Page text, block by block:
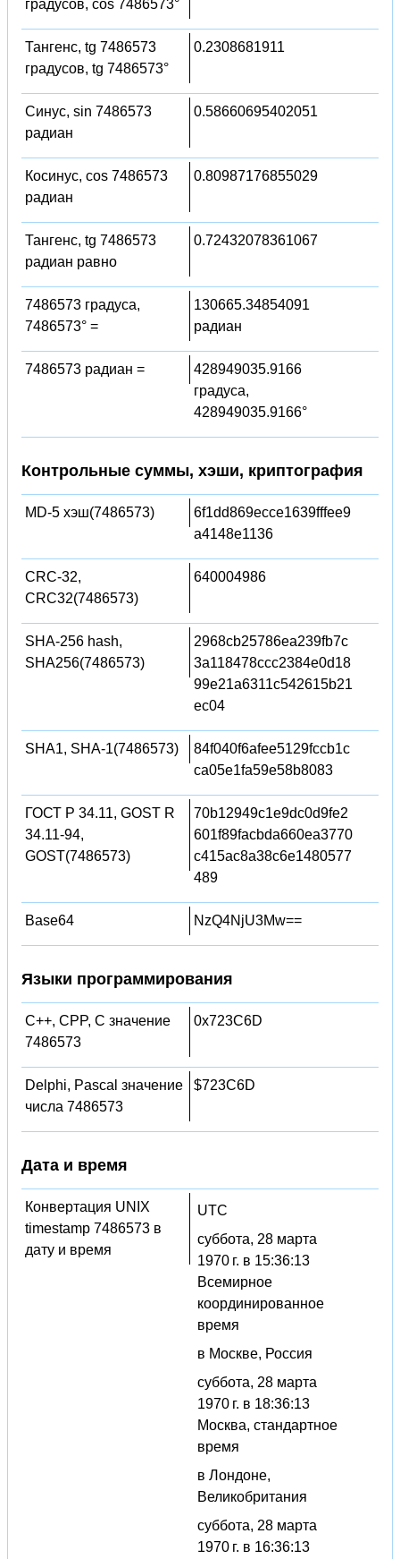
градусов, cos 7486573°
Тангенс, tg 7486573
градусов, tg 7486573°
0.2308681911
Синус, sin 7486573
радиан
0.58660695402051
Косинус, cos 7486573
радиан
0.80987176855029
Тангенс, tg 7486573
радиан равно
0.72432078361067
7486573 градуса,
7486573° =
130665.34854091
радиан
7486573 радиан =
428949035.9166
градуса,
428949035.9166°
Контрольные суммы, хэши, криптография
MD-5 хэш(7486573)
6f1dd869ecce1639fffee9
a4148e1136
CRC-32,
CRC32(7486573)
640004986
SHA-256 hash,
SHA256(7486573)
2968cb25786ea239fb7c
3a118478ccc2384e0d18
99e21a6311c542615b21
ec04
SHA1, SHA-1(7486573)
84f040f6afee5129fccb1c
ca05e1fa59e58b8083
ГОСТ Р 34.11, GOST R
34.11-94,
GOST(7486573)
70b12949c1e9dc0d9fe2
601f89facbda660ea3770
c415ac8a38c6e1480577
489
Base64 NzQ4NjU3Mw==
Языки программирования
C++, CPP, C значение
7486573
0x723C6D
Delphi, Pascal значение
числа 7486573
$723C6D
Дата и время
Конвертация UNIX
timestamp 7486573 в
дату и время
UTC
суббота, 28 марта
1970 г. в 15:36:13
Всемирное
координированное
время
в Москве, Россия
суббота, 28 марта
1970 г. в 18:36:13
Москва, стандартное
время
в Лондоне,
Великобритания
суббота, 28 марта
1970 г. в 16:36:13